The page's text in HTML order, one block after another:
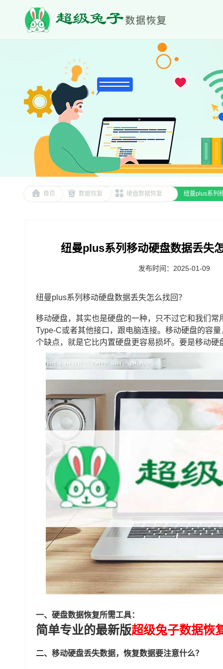
首页 数据恢复 硬盘数据恢复 纽曼plus系列
纽曼plus系列移动硬盘数据丢失
发布时间：2025-01-09
纽曼plus系列移动硬盘数据丢失怎么找回？
移动硬盘，其实也是硬盘的一种，只不过它和我们
Type-C或者其他接口，跟电脑连接。移动硬盘的容
个缺点，就是它比内置硬盘更容易损坏。要是移动
一、硬盘数据恢复所需工具：
简单专业的最新版超级兔子数据恢
二、移动硬盘丢失数据，恢复数据要注意什么？